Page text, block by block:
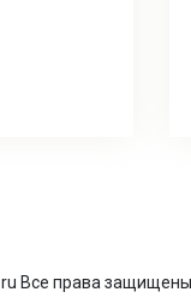
Все права